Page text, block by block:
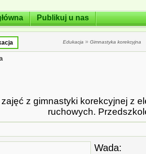
Publikuj u nas
Edukacja » Gimnastyka korekcyjna
z gimnastyki korekcyjnej z
ruchowych.
Wada: